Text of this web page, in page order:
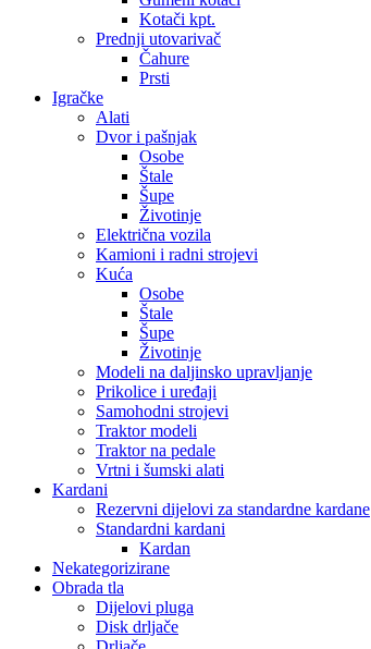
Kotači kpt.
Prednji utovarivač
Čahure
Prsti
Igračke
Alati
Dvor i pašnjak
Osobe
Štale
Šupe
Životinje
Električna vozila
Kamioni i radni strojevi
Kuća
Osobe
Štale
Šupe
Životinje
Modeli na daljinsko upravljanje
Prikolice i uređaji
Samohodni strojevi
Traktor modeli
Traktor na pedale
Vrtni i šumski alati
Kardani
Rezervni dijelovi za standardne kardane
Standardni kardani
Kardan
Nekategorizirane
Obrada tla
Dijelovi pluga
Disk drljače